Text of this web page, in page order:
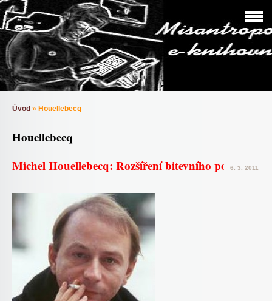
Úvod » Houellebecq
Houellebecq
Michel Houellebecq: Rozšíření bitevního pole6. 3. 2011